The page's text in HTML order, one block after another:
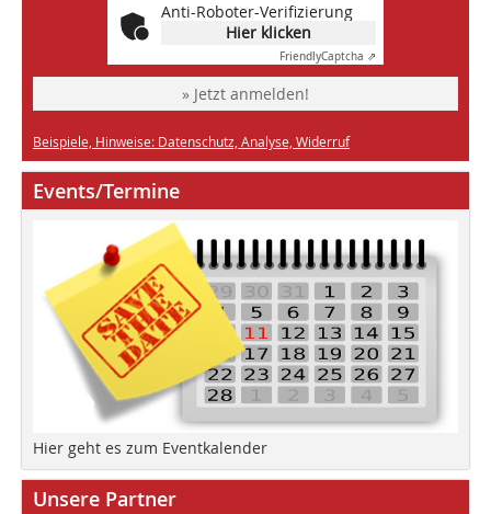
Anti-Roboter-Verifizierung
Hier klicken
FriendlyCaptcha ⇗
» Jetzt anmelden!
Beispiele, Hinweise: Datenschutz, Analyse, Widerruf
Events/Termine
Hier geht es zum Eventkalender
Unsere Partner